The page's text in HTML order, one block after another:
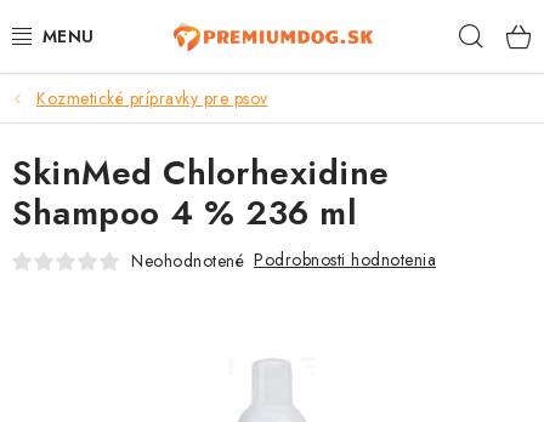
na
TOP 100 PRODUKTOV
NOVINKY
AKCIE
Kozmetické prípravky pre psov
SkinMed Chlorhexidine
Shampoo 4 % 236 ml
Neohodnotené Podrobnosti hodnotenia